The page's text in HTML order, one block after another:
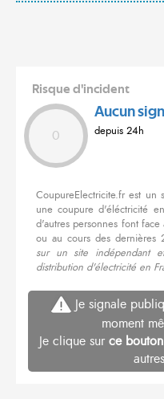
Risque d'incident
0
Aucun
depuis 24h
CoupureElectricite.fr est un
une coupure d'éléctricité
d'autres personnes font
ou au cours des dernières
sur un site indépendant
distribution d'électricité en
Je signale
moment
Je clique sur ce